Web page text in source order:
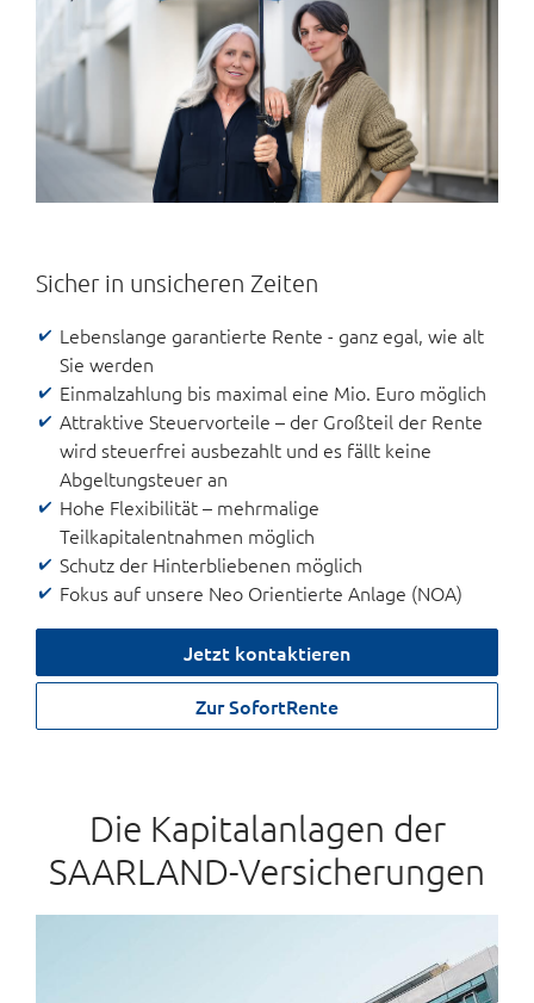
Sicher in unsicheren Zeiten
Lebenslange garantierte Rente - ganz egal, wie alt
Sie werden
Einmalzahlung bis maximal eine Mio. Euro möglich
Attraktive Steuervorteile – der Großteil der Rente
wird steuerfrei ausbezahlt und es fällt keine
Abgeltungsteuer an
Hohe Flexibilität – mehrmalige
Teilkapitalentnahmen möglich
Schutz der Hinterbliebenen möglich
Fokus auf unsere Neo Orientierte Anlage (NOA)
Jetzt kontaktieren
Zur SofortRente
Die Kapitalanlagen der
SAARLAND-Versicherungen